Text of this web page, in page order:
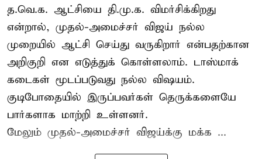
த.வெ.க. ஆட்சியை தி.மு.க. விமர்சிக்கிறது
என்றால், முதல்-அமைச்சர் விஜய் நல்ல
முறையில் ஆட்சி செய்து வருகிறார் என்பதற்கான
அறிகுறி என எடுத்துக் கொள்ளலாம். டாஸ்மாக்
கடைகள் மூடப்படுவது நல்ல விஷயம்.
குடிபோதையில் இருப்பவர்கள் தெருக்களையே
பார்களாக மாற்றி உள்ளனர்.
மேலும் முதல்-அமைச்சர் விஜய்க்கு மக்க ...